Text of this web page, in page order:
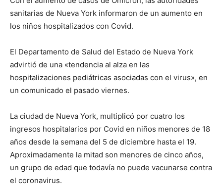
sanitarias de Nueva York informaron de un aumento en
los niños hospitalizados con Covid.
El Departamento de Salud del Estado de Nueva York
advirtió de una «tendencia al alza en las
hospitalizaciones pediátricas asociadas con el virus», en
un comunicado el pasado viernes.
La ciudad de Nueva York, multiplicó por cuatro los
ingresos hospitalarios por Covid en niños menores de 18
años desde la semana del 5 de diciembre hasta el 19.
Aproximadamente la mitad son menores de cinco años,
un grupo de edad que todavía no puede vacunarse contra
el coronavirus.